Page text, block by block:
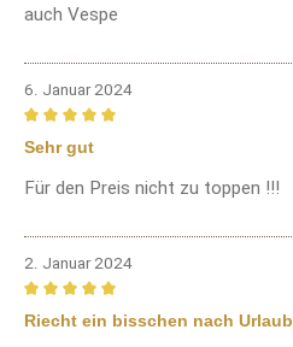
auch Vespe
6. Januar 2024
Bewertung mit 5 von 5 Sternen
Sehr gut
Für den Preis nicht zu toppen !!!
2. Januar 2024
Bewertung mit 5 von 5 Sternen
Riecht ein bisschen nach Urlaub